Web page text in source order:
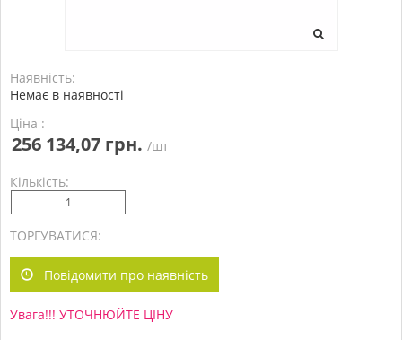
Наявність:
Немає в наявності
Ціна :
256 134,07 грн. /шт
Кількість:
ТОРГУВАТИСЯ:
Повідомити про наявність
Увага!!! УТОЧНЮЙТЕ ЦІНУ